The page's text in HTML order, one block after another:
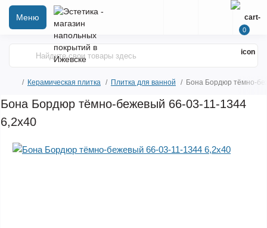
Меню
0
Керамическая плитка Плитка для ванной Бона Бордюр тёмно-
Бона Бордюр тёмно-бежевый 66-03-11-1344
6,2х40